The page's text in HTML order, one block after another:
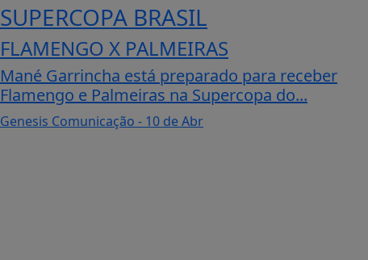
SUPERCOPA BRASIL
FLAMENGO X PALMEIRAS
Mané Garrincha está preparado para receber
Flamengo e Palmeiras na Supercopa do...
Genesis Comunicação - 10 de Abr